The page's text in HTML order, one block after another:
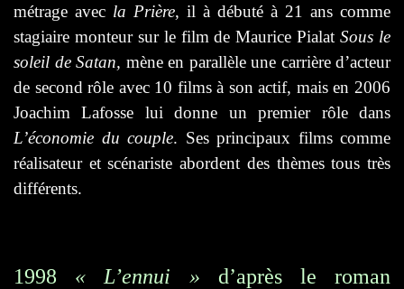
métrage avec la Prière, il à débuté à 21 ans comme
stagiaire monteur sur le film de Maurice PialatSous le
soleil de Satan, mène en parallèle une carrière d’acteur
de second rôle avec 10 films à son actif, mais en 2006
Joachim Lafosse lui donne un premier rôle dans
L’économie du couple. Ses principaux films comme
réalisateur et scénariste abordent des thèmes tous très
différents.
1998 « L’ennui » d’après le roman